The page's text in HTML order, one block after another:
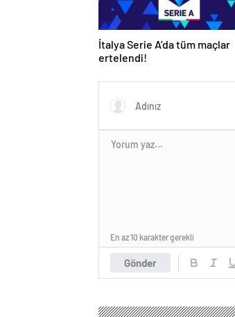
İtalya Serie A’da tüm maçlar
ertelendi!
Gönder
En az 10 karakter gerekli